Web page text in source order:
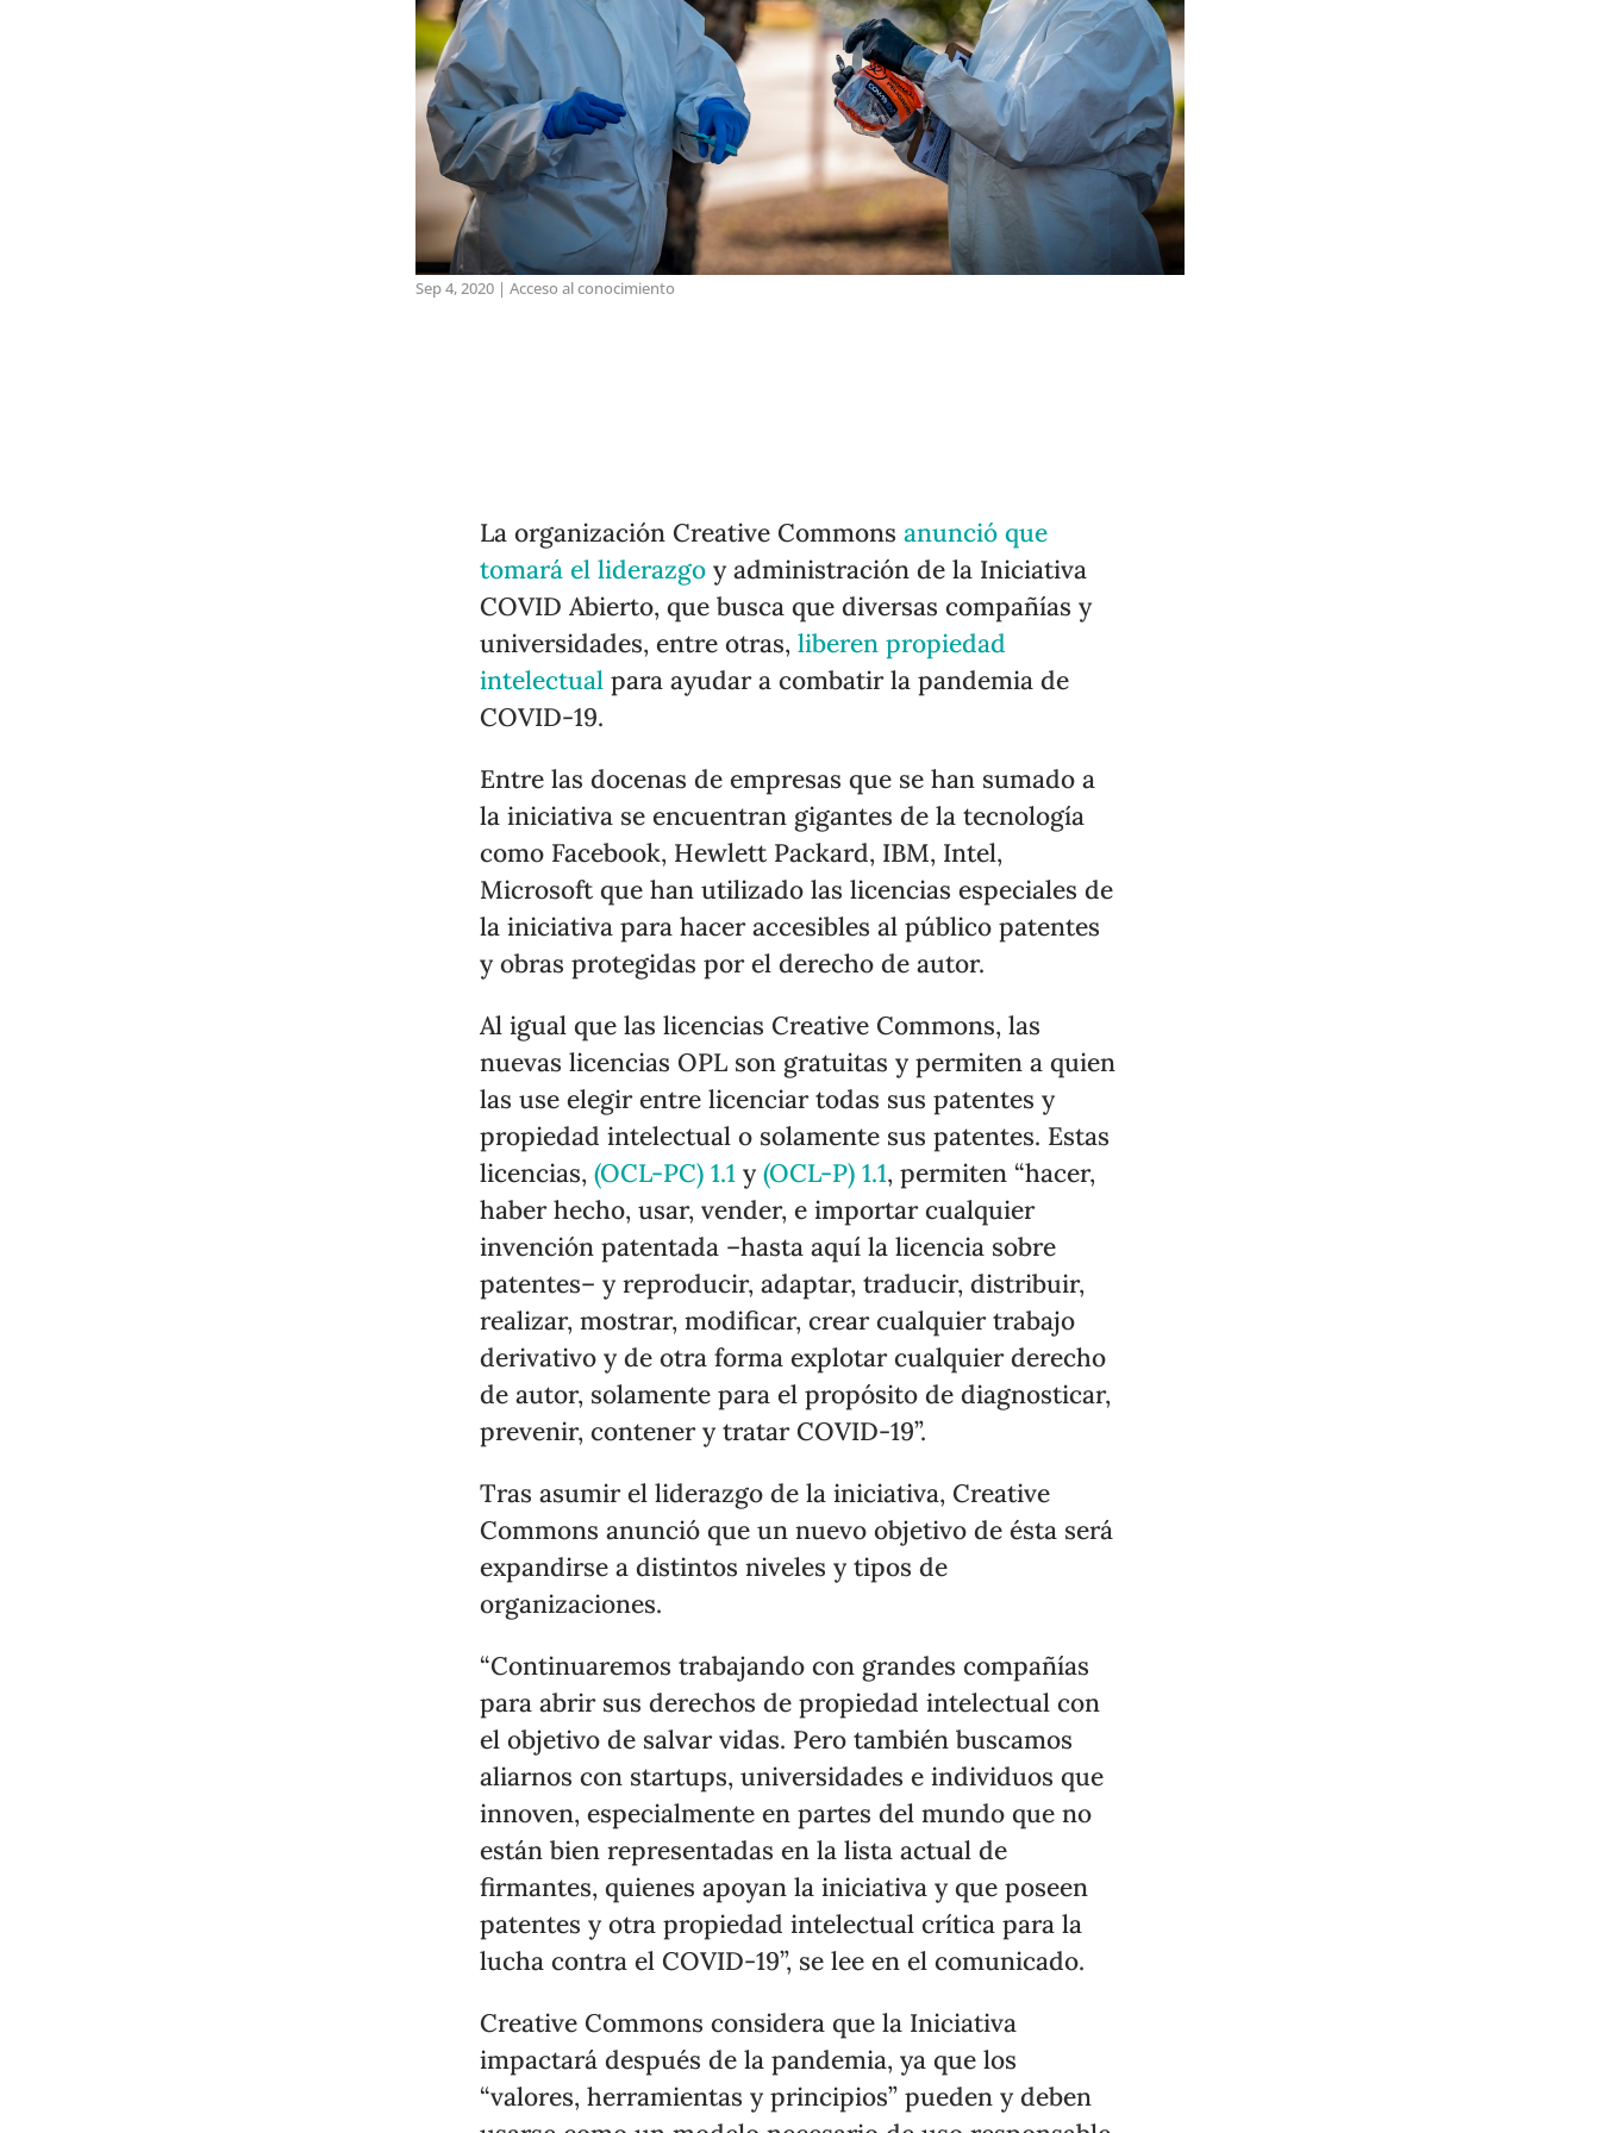
Sep 4, 2020 |Acceso al conocimiento
La organización Creative Commonsanunció que
tomará el liderazgo y administración de la Iniciativa
COVID Abierto, que busca que diversas compañías y
universidades, entre otras,liberen propiedad
intelectual para ayudar a combatir la pandemia de
COVID-19.
Entre las docenas de empresas que se han sumado a
la iniciativa se encuentran gigantes de la tecnología
como Facebook, Hewlett Packard, IBM, Intel,
Microsoft que han utilizado las licencias especiales de
la iniciativa para hacer accesibles al público patentes
y obras protegidas por el derecho de autor.
Al igual que las licencias Creative Commons, las
nuevas licencias OPL son gratuitas y permiten a quien
las use elegir entre licenciar todas sus patentes y
propiedad intelectual o solamente sus patentes. Estas
licencias,(OCL-PC) 1.1 y(OCL-P) 1.1, permiten “hacer,
haber hecho, usar, vender, e importar cualquier
invención patentada –hasta aquí la licencia sobre
patentes– y reproducir, adaptar, traducir, distribuir,
realizar, mostrar, modificar, crear cualquier trabajo
derivativo y de otra forma explotar cualquier derecho
de autor, solamente para el propósito de diagnosticar,
prevenir, contener y tratar COVID-19”.
Tras asumir el liderazgo de la iniciativa, Creative
Commons anunció que un nuevo objetivo de ésta será
expandirse a distintos niveles y tipos de
organizaciones.
“Continuaremos trabajando con grandes compañías
para abrir sus derechos de propiedad intelectual con
el objetivo de salvar vidas. Pero también buscamos
aliarnos con startups, universidades e individuos que
innoven, especialmente en partes del mundo que no
están bien representadas en la lista actual de
firmantes, quienes apoyan la iniciativa y que poseen
patentes y otra propiedad intelectual crítica para la
lucha contra el COVID-19”, se lee en el comunicado.
Creative Commons considera que la Iniciativa
impactará después de la pandemia, ya que los
“valores, herramientas y principios” pueden y deben